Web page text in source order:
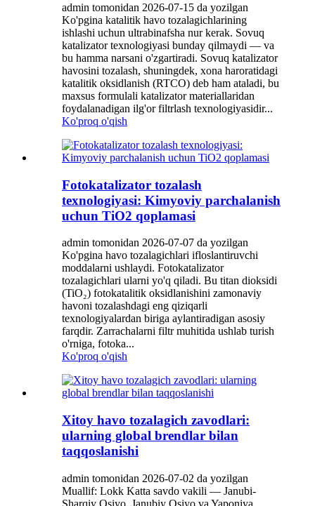
admin tomonidan 2026-07-15 da yozilgan
Ko'pgina katalitik havo tozalagichlarining
ishlashi uchun ultrabinafsha nur kerak. Sovuq
katalizator texnologiyasi bunday qilmaydi — va
bu hamma narsani o'zgartiradi. Sovuq katalizator
havosini tozalash, shuningdek, xona haroratidagi
katalitik oksidlanish (RTCO) deb ham ataladi, bu
maxsus formulali katalizator materiallaridan
foydalanadigan ilg'or filtrlash texnologiyasidir...
Ko'proq o'qish
Fotokatalizator tozalash
texnologiyasi: Kimyoviy parchalanish
uchun TiO2 qoplamasi
admin tomonidan 2026-07-07 da yozilgan
Ko'pgina havo tozalagichlari ifloslantiruvchi
moddalarni ushlaydi. Fotokatalizator
tozalagichlari ularni yo'q qiladi. Bu titan dioksidi
(TiO₂) fotokatalitik oksidlanishini zamonaviy
havoni tozalashdagi eng qiziqarli
texnologiyalardan biriga aylantiradigan asosiy
farqdir. Zarrachalarni filtr muhitida ushlab turish
o'rniga, fotoka...
Ko'proq o'qish
Xitoy havo tozalagich zavodlari:
ularning global brendlar bilan
taqqoslanishi
admin tomonidan 2026-07-02 da yozilgan
Muallif: Lokk Katta savdo vakili — Janubi-
Sharqiy Osiyo, Janubiy Osiyo va Yaponiya